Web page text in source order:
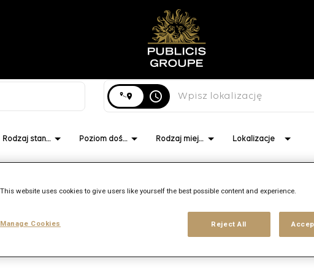
access_time
Rodzaj stanowiska Poziom doświadczenia Rodzaj miejsca pracy Lokalizacje
This website uses cookies to give users like yourself the best possible content and experience.
Reject All
Manage Cookies